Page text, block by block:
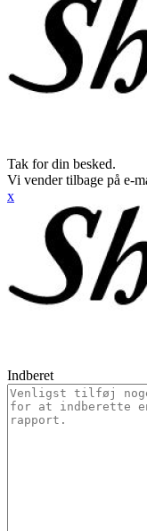
Tak for din besked.
Vi vender tilbage på e-
x
Indberet